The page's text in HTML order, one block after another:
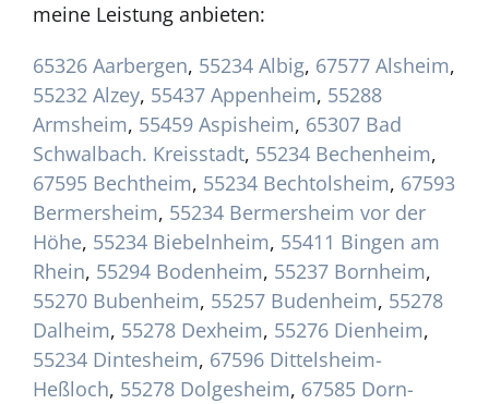
meine Leistung anbieten:
65326 Aarbergen, 55234 Albig, 67577 Alsheim,
55232 Alzey, 55437 Appenheim, 55288
Armsheim, 55459 Aspisheim, 65307 Bad
Schwalbach. Kreisstadt, 55234 Bechenheim,
67595 Bechtheim, 55234 Bechtolsheim, 67593
Bermersheim, 55234 Bermersheim vor der
Höhe, 55234 Biebelnheim, 55411 Bingen am
Rhein, 55294 Bodenheim, 55237 Bornheim,
55270 Bubenheim, 55257 Budenheim, 55278
Dalheim, 55278 Dexheim, 55276 Dienheim,
55234 Dintesheim, 67596 Dittelsheim-
Heßloch, 55278 Dolgesheim, 67585 Dorn-